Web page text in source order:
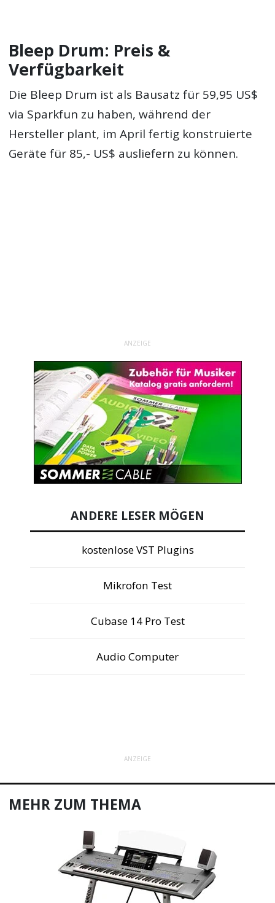
Bleep Drum: Preis &
Verfügbarkeit
Die Bleep Drum ist als Bausatz für 59,95 US$
via Sparkfun zu haben, während der
Hersteller plant, im April fertig konstruierte
Geräte für 85,- US$ ausliefern zu können.
ANZEIGE
ANDERE LESER MÖGEN
kostenlose VST Plugins
Mikrofon Test
Cubase 14 Pro Test
Audio Computer
ANZEIGE
MEHR ZUM THEMA